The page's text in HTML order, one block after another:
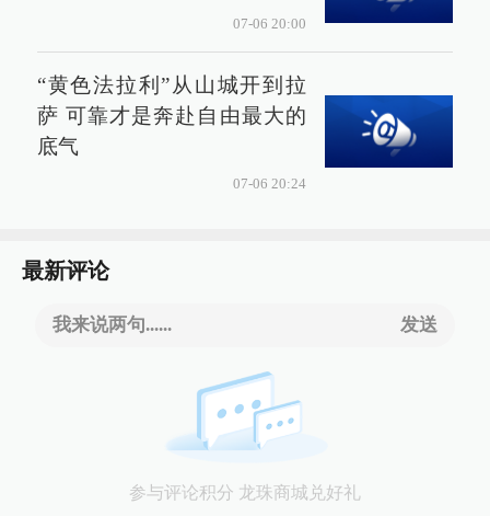
07-06 20:00
“黄色法拉利”从山城开到拉
萨 可靠才是奔赴自由最大的
底气
07-06 20:24
最新评论
我来说两句...... 发送
参与评论积分 龙珠商城兑好礼